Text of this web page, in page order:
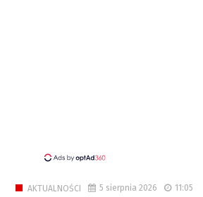
AKTUALNOŚCI 5 sierpnia 2026 11:05